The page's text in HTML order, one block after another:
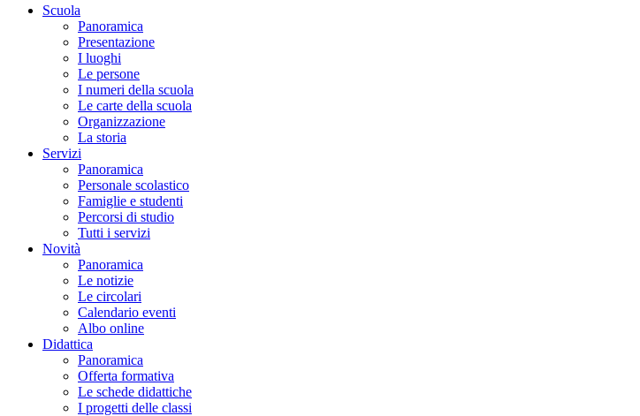
Scuola
Panoramica
Presentazione
I luoghi
Le persone
I numeri della scuola
Le carte della scuola
Organizzazione
La storia
Servizi
Panoramica
Personale scolastico
Famiglie e studenti
Percorsi di studio
Tutti i servizi
Novità
Panoramica
Le notizie
Le circolari
Calendario eventi
Albo online
Didattica
Panoramica
Offerta formativa
Le schede didattiche
I progetti delle classi